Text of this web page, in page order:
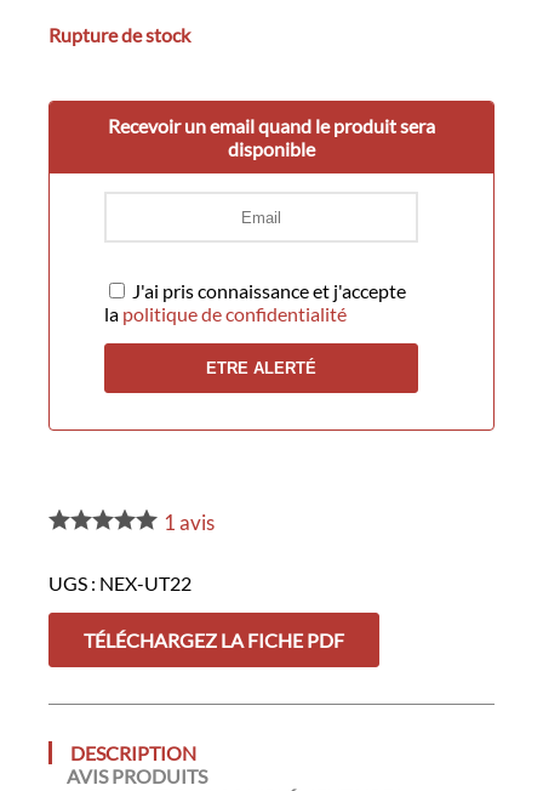
Rupture de stock
Recevoir un email quand le produit sera
disponible
J'ai pris connaissance et j'accepte
la politique de confidentialité
1avis
UGS : NEX-UT22
TÉLÉCHARGEZ LA FICHE PDF
DESCRIPTION
AVIS PRODUITS